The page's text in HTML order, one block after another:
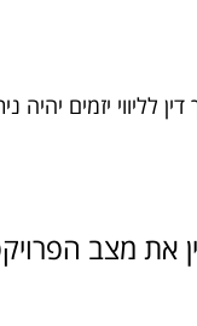
לליווי יזמים
את מצב